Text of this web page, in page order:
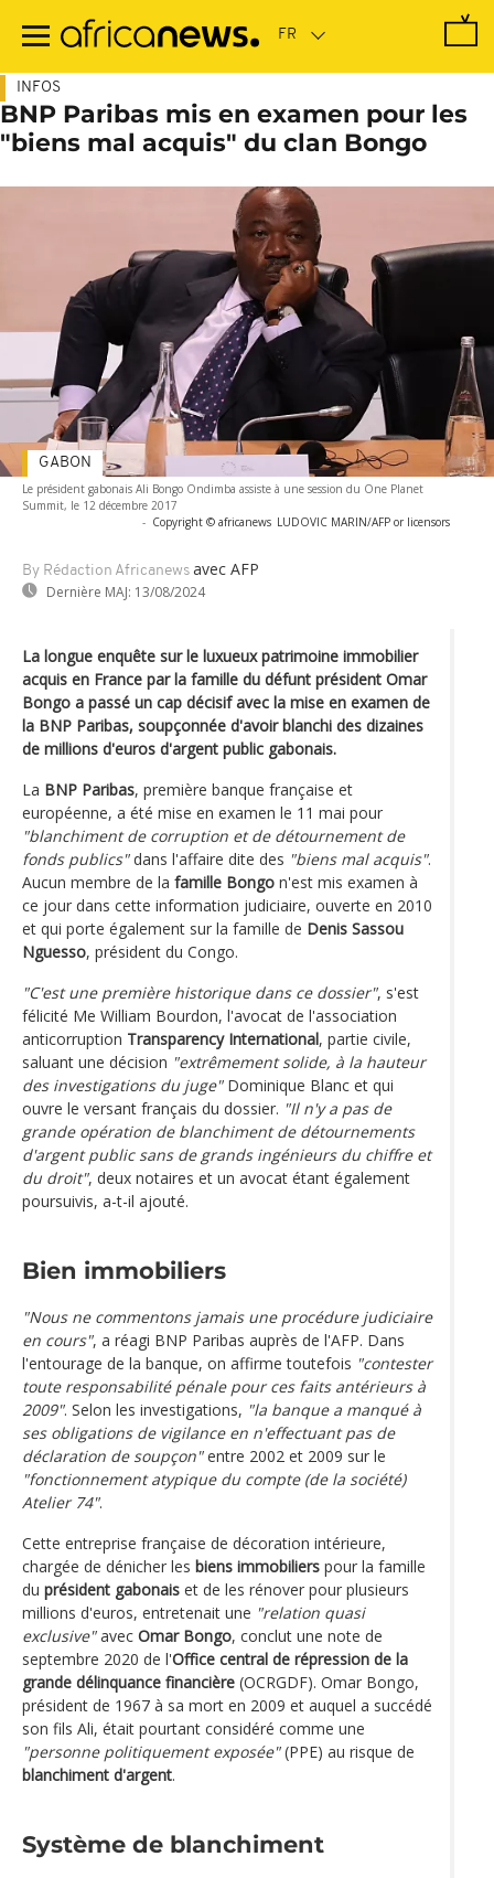
contenu
INFOS
BNP Paribas mis en examen pour les
"biens mal acquis" du clan Bongo
Le président gabonais Ali Bongo Ondimba assiste à une session du One Planet
Summit, le 12 décembre 2017
- Copyright © africanews LUDOVIC MARIN/AFP or licensors
By Rédaction Africanews avec AFP
Dernière MAJ: 13/08/2024
GABON
La longue enquête sur le luxueux patrimoine immobilier
acquis en France par la famille du défunt président Omar
Bongo a passé un cap décisif avec la mise en examen de
la BNP Paribas, soupçonnée d'avoir blanchi des dizaines
de millions d'euros d'argent public gabonais.
La BNP Paribas, première banque française et
européenne, a été mise en examen le 11 mai pour
"blanchiment de corruption et de détournement de
fonds publics"dans l'affaire dite des "biens mal acquis".
Aucun membre de la famille Bongo n'est mis examen à
ce jour dans cette information judiciaire, ouverte en 2010
et qui porte également sur la famille de Denis Sassou
Nguesso, président du Congo.
"C'est une première historique dans ce dossier", s'est
félicité Me William Bourdon, l'avocat de l'association
anticorruption Transparency International, partie civile,
saluant une décision "extrêmement solide, à la hauteur
des investigations du juge"Dominique Blanc et qui
ouvre le versant français du dossier. "Il n'y a pas de
grande opération de blanchiment de détournements
d'argent public sans de grands ingénieurs du chiffre et
du droit", deux notaires et un avocat étant également
poursuivis, a-t-il ajouté.
Bien immobiliers
"Nous ne commentons jamais une procédure judiciaire
en cours", a réagi BNP Paribas auprès de l'AFP. Dans
l'entourage de la banque, on affirme toutefois "contester
toute responsabilité pénale pour ces faits antérieurs à
2009". Selon les investigations, "la banque a manqué à
ses obligations de vigilance en n'effectuant pas de
déclaration de soupçon"entre 2002 et 2009 sur le
"fonctionnement atypique du compte (de la société)
Atelier 74".
Cette entreprise française de décoration intérieure,
chargée de dénicher les biens immobiliers pour la famille
du président gabonais et de les rénover pour plusieurs
millions d'euros, entretenait une "relation quasi
exclusive"avec Omar Bongo, conclut une note de
septembre 2020 de l'Office central de répression de la
grande délinquance financière (OCRGDF). Omar Bongo,
président de 1967 à sa mort en 2009 et auquel a succédé
son fils Ali, était pourtant considéré comme une
"personne politiquement exposée"(PPE) au risque de
blanchiment d'argent.
Système de blanchiment